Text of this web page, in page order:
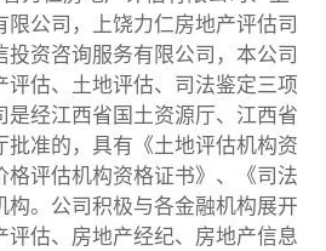
公司，上饶力仁房地产评估司
资咨询服务有限公司，本公司
评估、土地评估、司法鉴定三项
是经江西省国土资源厅、江西省
批准的，具有《土地评估机构资
格评估机构资格证书》、《司法
构。公司积极与各金融机构展开
评估、房地产经纪、房地产信息